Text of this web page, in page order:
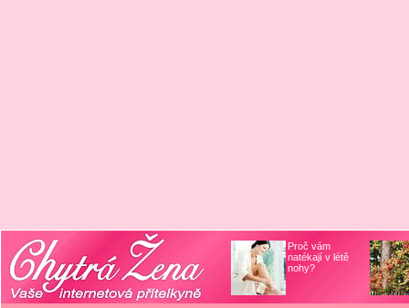
Proč vám
natékají v létě
nohy?